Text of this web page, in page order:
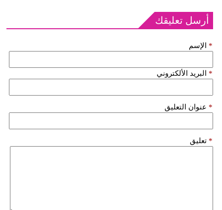
أرسل تعليقك
الإسم *
البريد الألكتروني *
عنوان التعليق *
تعليق *